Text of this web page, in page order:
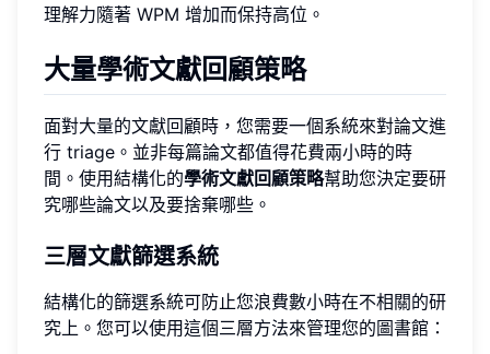
理解力隨著 WPM 增加而保持高位。
大量學術文獻回顧策略
面對大量的文獻回顧時，您需要一個系統來對論文進
行 triage。並非每篇論文都值得花費兩小時的時
間。使用結構化的學術文獻回顧策略幫助您決定要研
究哪些論文以及要捨棄哪些。
三層文獻篩選系統
結構化的篩選系統可防止您浪費數小時在不相關的研
究上。您可以使用這個三層方法來管理您的圖書館：